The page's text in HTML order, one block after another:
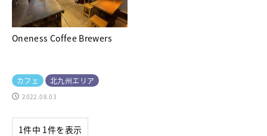
Oneness Coffee Brewers
カフェ 北九州エリア
2022.08.03
1件中 1件を表示